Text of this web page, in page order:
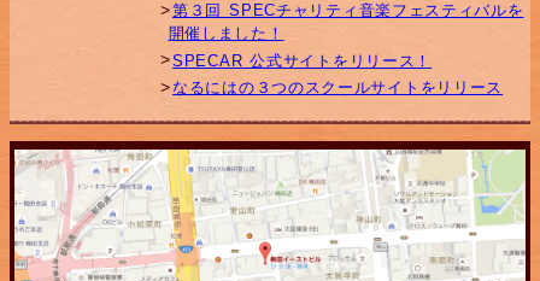
第３回 SPECチャリティ音楽フェスティバルを
開催しました！
SPECAR 公式サイトをリリース！
なるにはの３つのスクールサイトをリリース